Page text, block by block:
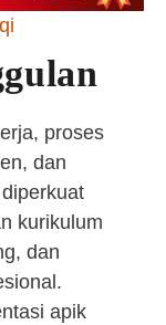
proses
dan
kurikulum
dan
apik